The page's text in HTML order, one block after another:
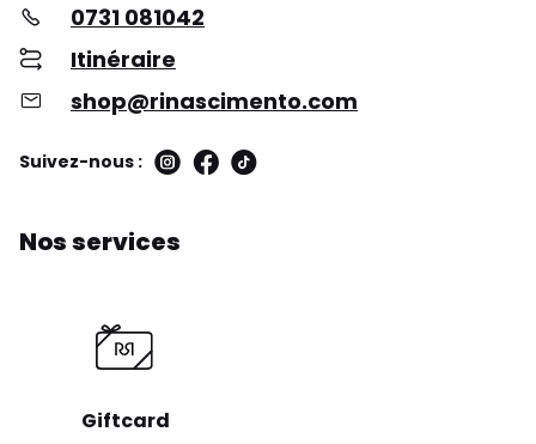
0731 081042
Itinéraire
shop@rinascimento.com
Suivez-nous :
Nos services
Giftcard